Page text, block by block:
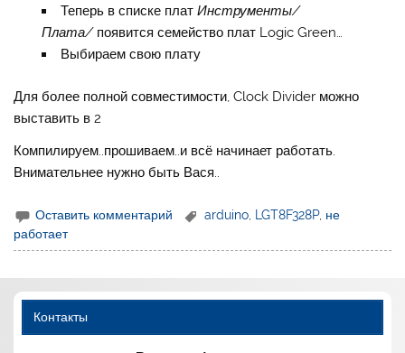
Теперь в списке плат Инструменты/
Плата/ появится семейство плат Logic Green…
Выбираем свою плату
Для более полной совместимости, Clock Divider можно
выставить в 2
Компилируем..прошиваем..и всё начинает работать.
Внимательнее нужно быть Вася..
Оставить комментарий arduino LGT8F328P, не
работает
Контакты